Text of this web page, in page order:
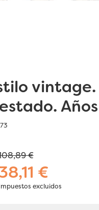
vintage.
€
€
excluidos